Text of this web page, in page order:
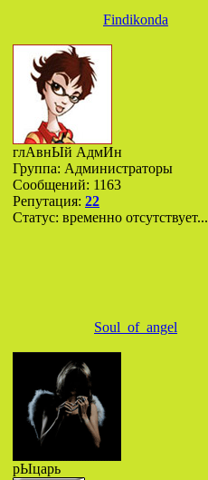
Findikonda
глАвнЫй АдмИн
Группа: Администраторы
Сообщений: 1163
Репутация: 22
Статус: временно отсутствует...
Soul_of_angel
рЫцарь